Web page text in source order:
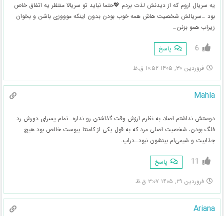
یه سریال اروم که از دیدنش لذت بردم 💖حتما نباید تو سریالا منتظر یه اتفاق خاص
بود …سریالش شخصیت هاش همه خوب بودن بدون اینکه موووزی باشن و بخوان
زیراب همو بزنن…
6 پاسخ
فروردین ۳۰, ۱۴۰۵ ۱۰:۵۲ ق.ظ
Mahla
دوستش نداشتم اصلا، به نظرم ارزش وقت گذاشتن رو نداره…تمام پسرای دورش رد
فلگ بودن، شخصیت اصلی مرد که به قول یکی از کامنتا یبوست خالص بود هیچ
جذابیت و شیمی‌ام بینشون نبود…دراپ.
11 پاسخ
فروردین ۲۹, ۱۴۰۵ ۳:۰۷ ق.ظ
Ariana